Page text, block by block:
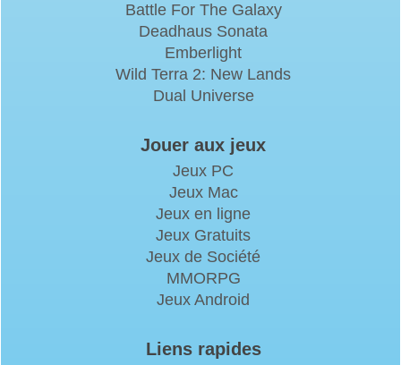
Battle For The Galaxy
Deadhaus Sonata
Emberlight
Wild Terra 2: New Lands
Dual Universe
Jouer aux jeux
Jeux PC
Jeux Mac
Jeux en ligne
Jeux Gratuits
Jeux de Société
MMORPG
Jeux Android
Liens rapides